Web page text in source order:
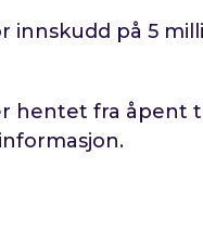
på 5
hentet fra åpent